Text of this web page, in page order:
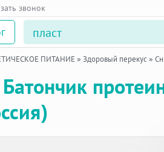
звонок
ПИТАНИЕ » Здоровый перекус»